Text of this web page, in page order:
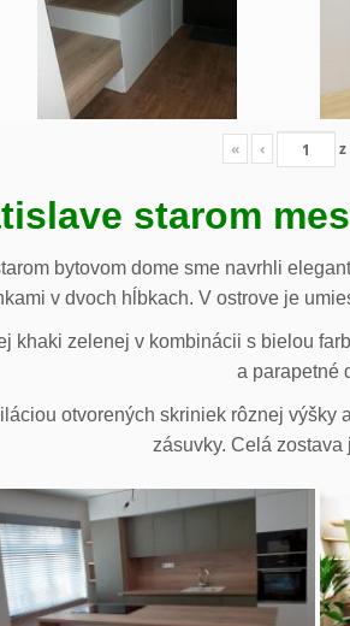
« ‹ z
starom
bytovom dome sme navrhli
v dvoch hĺbkach. V ostrove je
khaki zelenej v kombinácii s bielou
a parapetné
otvorených skriniek rôznej výšky
zásuvky. Celá zostava